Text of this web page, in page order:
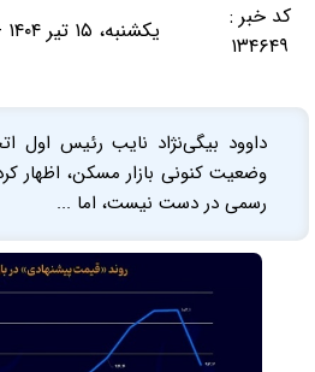
کد خبر :
۱۳۴۶۴۹
یکشنبه، ۱۵ تیر ۱۴۰۴ - ۱۵:۴۸:۱۱
داوود بیگی‌نژاد نایب رئیس اول
وضعیت کنونی بازار مسکن، اظهار
رسمی در دست نیست، اما ...